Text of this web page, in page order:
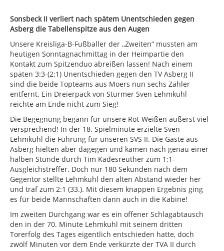
Sonsbeck II verliert nach spätem Unentschieden gegen
Asberg die Tabellenspitze aus den Augen
Unsere Kreisliga-B-Fußballer der ,,Zweiten“ mussten am
heutigen Sonntagnachmittag in der Heimpartie den
Kontakt zum Spitzenduo abreißen lassen! Nach einem
späten 3:3-(2:1) Unentschieden gegen den TV Asberg II
sind die beide Topteams aus Moers nun sechs Zähler
entfernt. Ein Dreierpack von Stürmer Sven Lehmkuhl
reichte am Ende nicht zum Sieg!
Die Begegnung begann für unsere Rot-Weißen äußerst viel
versprechend! In der 18. Spielminute erzielte Sven
Lehmkuhl die Führung für unseren SVS II. Die Gäste aus
Asberg hielten aber dagegen und kamen nach genau einer
halben Stunde durch Tim Kadesreuther zum 1:1-
Ausgleichstreffer. Doch nur 180 Sekunden nach dem
Gegentor stellte Lehmkuhl den alten Abstand wieder her
und traf zum 2:1 (33.). Mit diesem knappen Ergebnis ging
es für beide Mannschaften dann auch in die Kabine!
Im zweiten Durchgang war es ein offener Schlagabtausch
den in der 70. Minute Lehmkuhl mit seinem dritten
Torerfolg des Tages eigentlich entschieden hatte, doch
zwölf Minuten vor dem Ende verkürzte der TVA II durch